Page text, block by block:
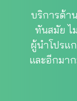
บริการด้า
ทันสมัย ไ
ผู้นำโปรแ
และอีกมา